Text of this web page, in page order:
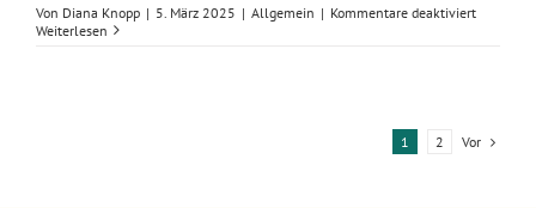
Von Diana Knopp | 5. März 2025 | Allgemein | Kommentare deaktiviertfür
beim
Weiterlesen
1 2 Vor